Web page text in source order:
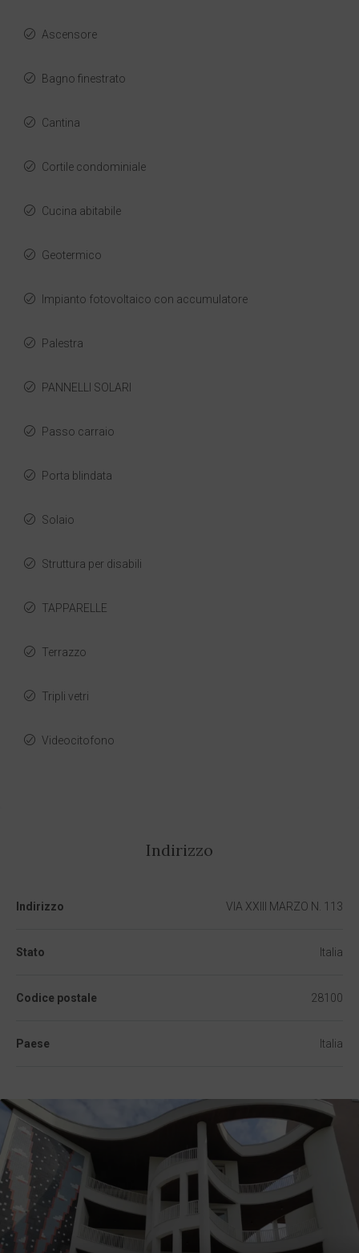
Ascensore
Bagno finestrato
Cantina
Cortile condominiale
Cucina abitabile
Geotermico
Impianto fotovoltaico con accumulatore
Palestra
PANNELLI SOLARI
Passo carraio
Porta blindata
Solaio
Struttura per disabili
TAPPARELLE
Terrazzo
Tripli vetri
Videocitofono
Indirizzo
Indirizzo VIA XXIII MARZO N. 113
Stato Italia
Codice postale 28100
Paese Italia